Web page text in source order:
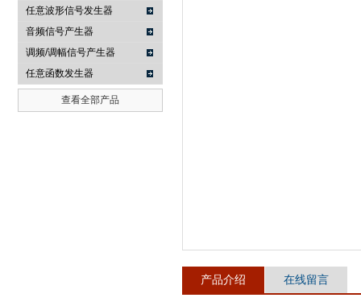
任意波形信号发生器
音频信号产生器
调频/调幅信号产生器
任意函数发生器
查看全部产品
产品介绍 在线留言